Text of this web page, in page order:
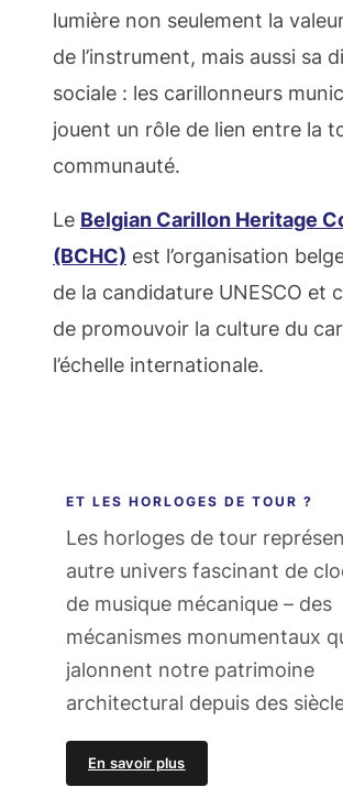
lumière non seulement la
de l’instrument, mais aussi sa
sociale : les carillonneurs
jouent un rôle de lien entre la
communauté.
Le Belgian Carillon Heritage
(BCHC) est l’organisation
de la candidature UNESCO et
de promouvoir la culture du
l’échelle internationale.
ET LES HORLOGES DE TOUR ?
Les horloges de tour
autre univers fascinant de
de musique mécanique – des
mécanismes monumentaux
jalonnent notre patrimoine
architectural depuis des
En savoir plus